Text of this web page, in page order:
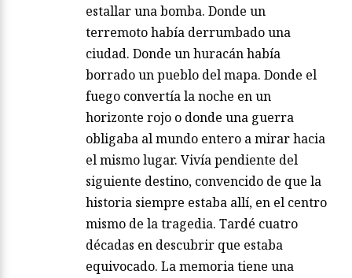
estallar una bomba. Donde un
terremoto había derrumbado una
ciudad. Donde un huracán había
borrado un pueblo del mapa. Donde el
fuego convertía la noche en un
horizonte rojo o donde una guerra
obligaba al mundo entero a mirar hacia
el mismo lugar. Vivía pendiente del
siguiente destino, convencido de que la
historia siempre estaba allí, en el centro
mismo de la tragedia. Tardé cuatro
décadas en descubrir que estaba
equivocado. La memoria tiene una